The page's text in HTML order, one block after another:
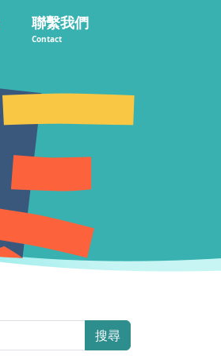
聯繫我們
Contact
搜尋